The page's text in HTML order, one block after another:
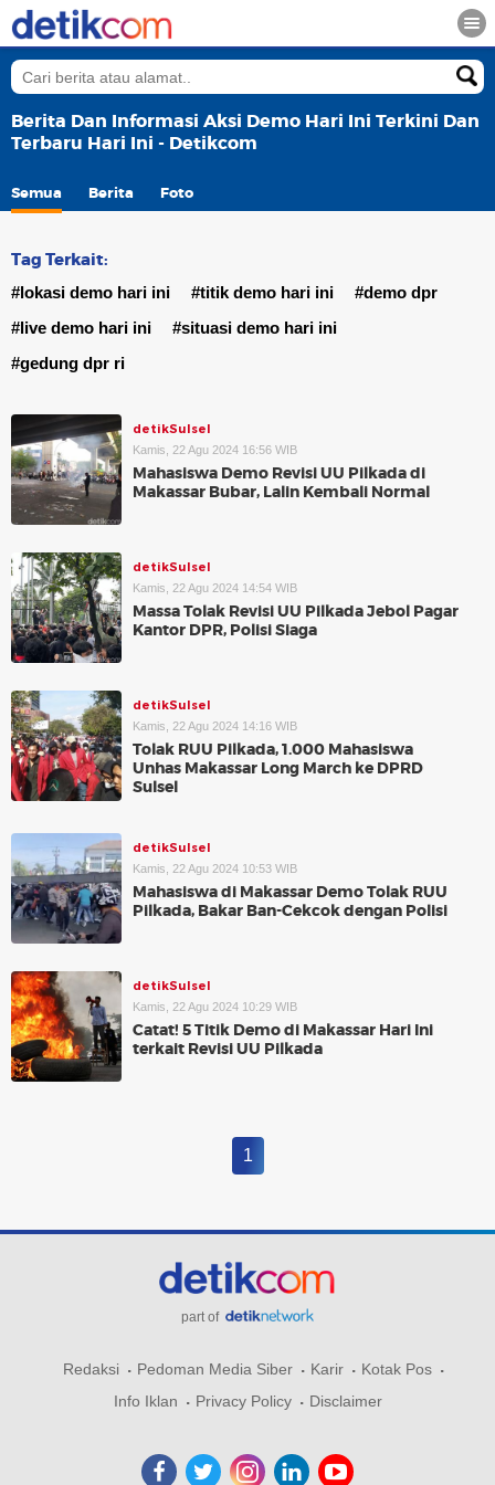
Berita Dan Informasi Aksi Demo Hari Ini Terkini Dan
Terbaru Hari Ini - Detikcom
Semua Berita Foto
Tag Terkait:
#lokasi demo hari ini #titik demo hari ini
#demo dpr
#live demo hari ini
#situasi demo hari ini
#gedung dpr ri
detikSulsel
Kamis, 22 Agu 2024 16:56 WIB
Mahasiswa Demo Revisi UU Pilkada di
Makassar Bubar, Lalin Kembali Normal
detikSulsel
Kamis, 22 Agu 2024 14:54 WIB
Massa Tolak Revisi UU Pilkada Jebol Pagar
Kantor DPR, Polisi Siaga
detikSulsel
Kamis, 22 Agu 2024 14:16 WIB
Tolak RUU Pilkada, 1.000 Mahasiswa
Unhas Makassar Long March ke DPRD
Sulsel
detikSulsel
Kamis, 22 Agu 2024 10:53 WIB
Mahasiswa di Makassar Demo Tolak RUU
Pilkada, Bakar Ban-Cekcok dengan Polisi
detikSulsel
Kamis, 22 Agu 2024 10:29 WIB
Catat! 5 Titik Demo di Makassar Hari Ini
terkait Revisi UU Pilkada
1
part of
Redaksi Pedoman Media Siber Karir
Kotak Pos
Info Iklan
Privacy Policy Disclaimer